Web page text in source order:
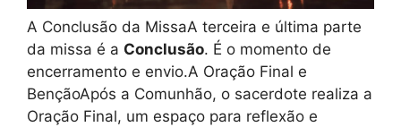
A Conclusão da MissaA terceira e última parte
da missa é a Conclusão. É o momento de
encerramento e envio.A Oração Final e
BençãoApós a Comunhão, o sacerdote realiza a
Oração Final, um espaço para reflexão e